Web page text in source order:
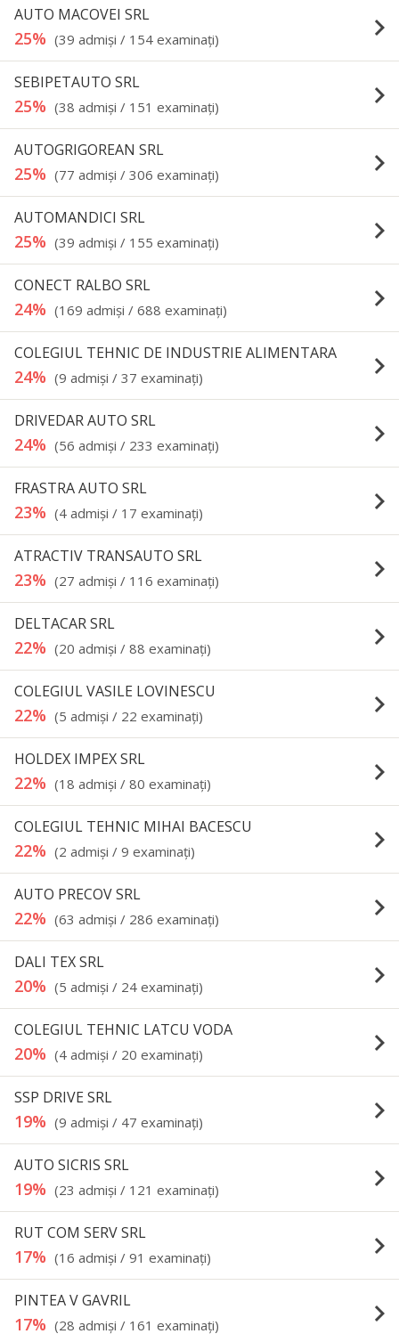
AUTO MACOVEI SRL
25% (39 admişi / 154 examinaţi) keyboard_arrow_right
SEBIPETAUTO SRL
25% (38 admişi / 151 examinaţi) keyboard_arrow_right
AUTOGRIGOREAN SRL
25% (77 admişi / 306 examinaţi) keyboard_arrow_right
AUTOMANDICI SRL
25% (39 admişi / 155 examinaţi) keyboard_arrow_right
CONECT RALBO SRL
24% (169 admişi / 688 examinaţi) keyboard_arrow_right
COLEGIUL TEHNIC DE INDUSTRIE ALIMENTARA
24% (9 admişi / 37 examinaţi) keyboard_arrow_right
DRIVEDAR AUTO SRL
24% (56 admişi / 233 examinaţi) keyboard_arrow_right
FRASTRA AUTO SRL
23% (4 admişi / 17 examinaţi) keyboard_arrow_right
ATRACTIV TRANSAUTO SRL
23% (27 admişi / 116 examinaţi) keyboard_arrow_right
DELTACAR SRL
22% (20 admişi / 88 examinaţi) keyboard_arrow_right
COLEGIUL VASILE LOVINESCU
22% (5 admişi / 22 examinaţi) keyboard_arrow_right
HOLDEX IMPEX SRL
22% (18 admişi / 80 examinaţi) keyboard_arrow_right
COLEGIUL TEHNIC MIHAI BACESCU
22% (2 admişi / 9 examinaţi) keyboard_arrow_right
AUTO PRECOV SRL
22% (63 admişi / 286 examinaţi) keyboard_arrow_right
DALI TEX SRL
20% (5 admişi / 24 examinaţi) keyboard_arrow_right
COLEGIUL TEHNIC LATCU VODA
20% (4 admişi / 20 examinaţi) keyboard_arrow_right
SSP DRIVE SRL
19% (9 admişi / 47 examinaţi) keyboard_arrow_right
AUTO SICRIS SRL
19% (23 admişi / 121 examinaţi) keyboard_arrow_right
RUT COM SERV SRL
17% (16 admişi / 91 examinaţi) keyboard_arrow_right
PINTEA V GAVRIL
17% (28 admişi / 161 examinaţi) keyboard_arrow_right